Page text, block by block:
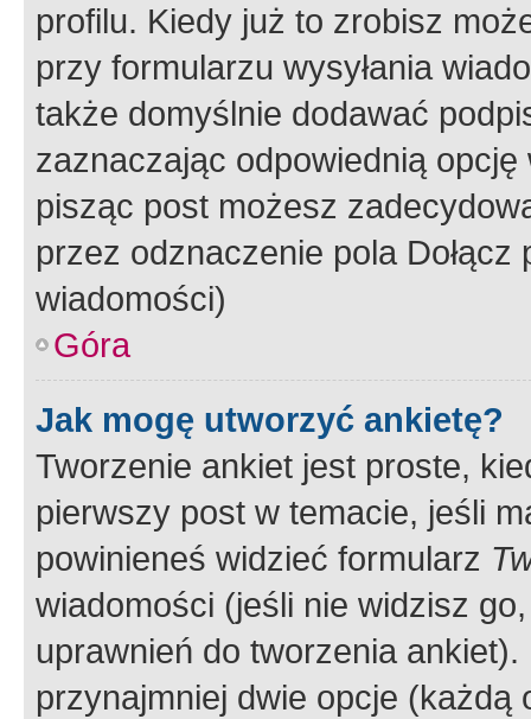
profilu. Kiedy już to zrobisz
przy formularzu wysyłania
także domyślnie dodawać
zaznaczając odpowiednią
pisząc post możesz
przez odznaczenie pola
wiadomości)
Góra
Jak mogę utworzyć ankietę?
Tworzenie ankiet jest proste,
pierwszy post w temacie, jeśli
powinieneś widzieć formularz
wiadomości (jeśli nie widzisz
uprawnień do tworzenia
przynajmniej dwie opcje